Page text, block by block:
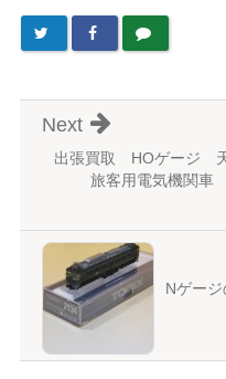
出張買取 HOゲージ
旅客用電気機関
Next
Nゲー